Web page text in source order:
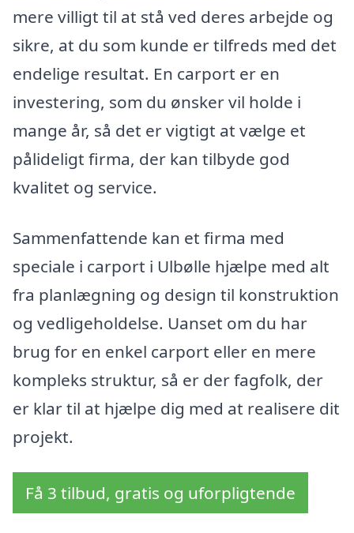
mere villigt til at stå ved deres arbejde og
sikre, at du som kunde er tilfreds med det
endelige resultat. En carport er en
investering, som du ønsker vil holde i
mange år, så det er vigtigt at vælge et
pålideligt firma, der kan tilbyde god
kvalitet og service.
Sammenfattende kan et firma med
speciale i carport i Ulbølle hjælpe med alt
fra planlægning og design til konstruktion
og vedligeholdelse. Uanset om du har
brug for en enkel carport eller en mere
kompleks struktur, så er der fagfolk, der
er klar til at hjælpe dig med at realisere dit
projekt.
Få 3 tilbud, gratis og uforpligtende